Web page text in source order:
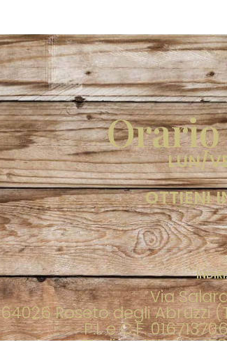
Orario
LUN/
OTTIENI
Via
64026 Roseto degli Abruzzi
P.I. e C.F.